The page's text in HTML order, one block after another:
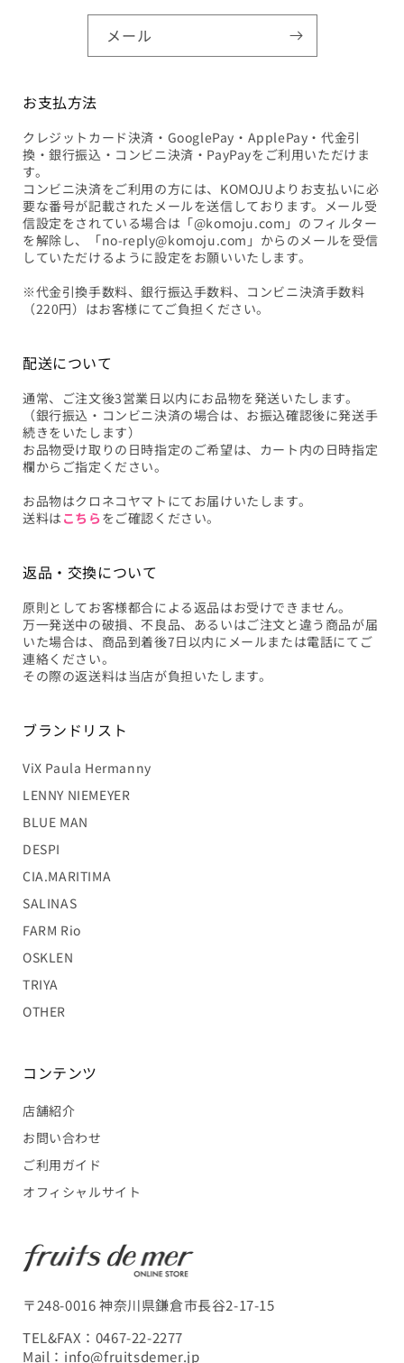
メール
お支払方法
クレジットカード決済・GooglePay・ApplePay・代金引
換・銀行振込・コンビニ決済・PayPayをご利用いただけま
す。
コンビニ決済をご利用の方には、KOMOJUよりお支払いに必
要な番号が記載されたメールを送信しております。メール受
信設定をされている場合は「@komoju.com」のフィルター
を解除し、「no-reply@komoju.com」からのメールを受信
していただけるように設定をお願いいたします。
※代金引換手数料、銀行振込手数料、コンビニ決済手数料
（220円）はお客様にてご負担ください。
配送について
通常、ご注文後3営業日以内にお品物を発送いたします。
（銀行振込・コンビニ決済の場合は、お振込確認後に発送手
続きをいたします）
お品物受け取りの日時指定のご希望は、カート内の日時指定
欄からご指定ください。
お品物はクロネコヤマトにてお届けいたします。
送料は こちらをご確認ください。
返品・交換について
原則としてお客様都合による返品はお受けできません。
万一発送中の破損、不良品、あるいはご注文と違う商品が届
いた場合は、商品到着後7日以内にメールまたは電話にてご
連絡ください。
その際の返送料は当店が負担いたします。
ブランドリスト
ViX Paula Hermanny
LENNY NIEMEYER
BLUE MAN
DESPI
CIA.MARITIMA
SALINAS
FARM Rio
OSKLEN
TRIYA
OTHER
コンテンツ
店舗紹介
お問い合わせ
ご利用ガイド
オフィシャルサイト
〒248-0016 神奈川県鎌倉市長谷2-17-15
TEL&FAX： 0467-22-2277
Mail： info@fruitsdemer.jp